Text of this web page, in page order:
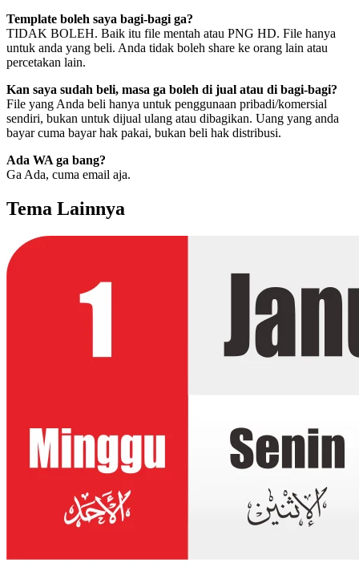
Template boleh saya bagi-bagi ga?
TIDAK BOLEH. Baik itu file mentah atau PNG HD. File hanya
untuk anda yang beli. Anda tidak boleh share ke orang lain atau
percetakan lain.
Kan saya sudah beli, masa ga boleh di jual atau di bagi-bagi?
File yang Anda beli hanya untuk penggunaan pribadi/komersial
sendiri, bukan untuk dijual ulang atau dibagikan. Uang yang anda
bayar cuma bayar hak pakai, bukan beli hak distribusi.
Ada WA ga bang?
Ga Ada, cuma email aja.
Tema Lainnya